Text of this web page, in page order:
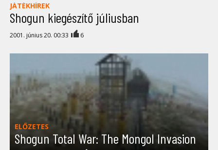
JÁTÉKHÍREK
Shogun kiegészítő júliusban
2001. június 20. 00:33 6
ELŐZETES
Shogun Total War: The Mongol Invasion